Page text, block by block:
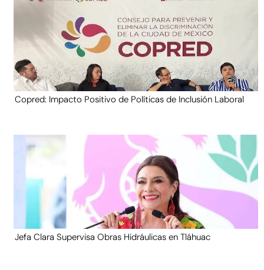
Copred: Impacto Positivo de Políticas de Inclusión Laboral
Jefa Clara Supervisa Obras Hidráulicas en Tláhuac